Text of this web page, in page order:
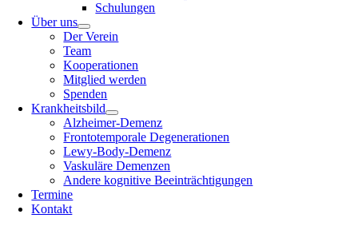
Schulungen
Über uns
Der Verein
Team
Kooperationen
Mitglied werden
Spenden
Krankheitsbild
Alzheimer-Demenz
Frontotemporale Degenerationen
Lewy-Body-Demenz
Vaskuläre Demenzen
Andere kognitive Beeinträchtigungen
Termine
Kontakt